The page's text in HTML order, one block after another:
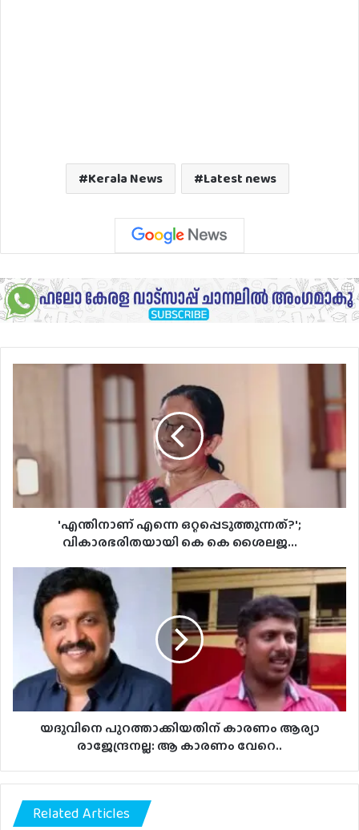
Kerala News Latest news
'എന്തിനാണ്
കെ
ശൈലജ...
'എന്തിനാണ് എന്നെ ഒറ്റപ്പെടുത്തുന്നത്?';
വികാരഭരിതയായി കെ കെ ശൈലജ...
യദുവിനെ
പുറത്താക്കിയതിന്
കാരണം
ആര്യാ
രാജേന്ദ്രനല്ല:
കാരണം
വേറെ..
യദുവിനെ പുറത്താക്കിയതിന് കാരണം ആര്യാ
രാജേന്ദ്രനല്ല: ആ കാരണം വേറെ..
Related Articles